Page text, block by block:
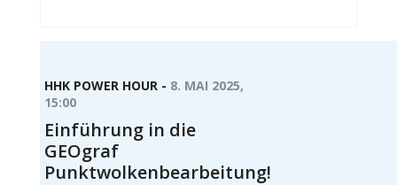
HHK POWER HOUR - 8. MAI 2025,
15:00
Einführung in die
GEOgraf
Punktwolkenbearbeitung!